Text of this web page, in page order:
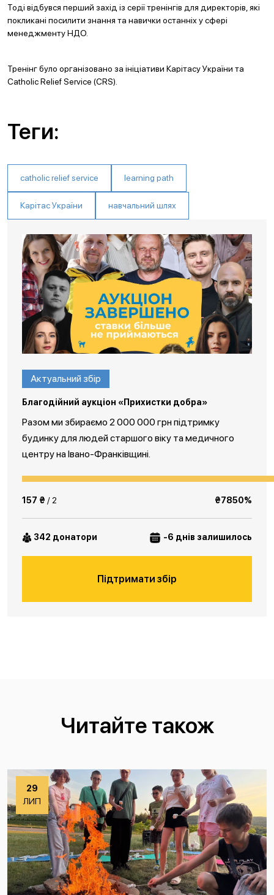
Тоді відбувся перший захід із серії тренінгів для директорів, які
покликані посилити знання та навички останніх у сфері
менеджменту НДО.
Тренінг було організовано за ініціативи Карітасу України та
Catholic Relief Service (CRS).
Теги:
catholic relief service learning path
Карітас України навчальний шлях
Актуальний збір
Благодійний аукціон «Прихистки добра»
Разом ми збираємо 2 000 000 грн підтримку
будинку для людей старшого віку та медичного
центру на Івано-Франківщині.
157 ₴ / 2 ₴7850%
342 донатори -6 днів залишилось
Підтримати збір
Читайте також
29
ЛИП